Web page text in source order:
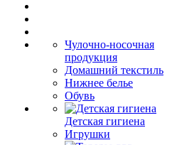
Чулочно-носочная
продукция
Домашний текстиль
Нижнее белье
Обувь
Детская гигиена
Игрушки